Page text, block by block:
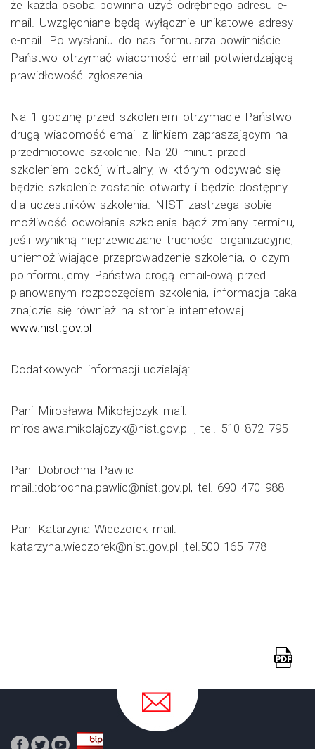
że każda osoba powinna użyć odrębnego adresu e-
mail. Uwzględniane będą wyłącznie unikatowe adresy
e-mail. Po wysłaniu do nas formularza powinniście
Państwo otrzymać wiadomość email potwierdzającą
prawidłowość zgłoszenia.
Na 1 godzinę przed szkoleniem otrzymacie Państwo
drugą wiadomość email z linkiem zapraszającym na
przedmiotowe szkolenie. Na 20 minut przed
szkoleniem pokój wirtualny, w którym odbywać się
będzie szkolenie zostanie otwarty i będzie dostępny
dla uczestników szkolenia. NIST zastrzega sobie
możliwość odwołania szkolenia bądź zmiany terminu,
jeśli wynikną nieprzewidziane trudności organizacyjne,
uniemożliwiające przeprowadzenie szkolenia, o czym
poinformujemy Państwa drogą email-ową przed
planowanym rozpoczęciem szkolenia, informacja taka
znajdzie się również na stronie internetowej
www.nist.gov.pl
Dodatkowych informacji udzielają:
Pani Mirosława Mikołajczyk mail:
miroslawa.mikolajczyk@nist.gov.pl , tel. 510 872 795
Pani Dobrochna Pawlic
mail.:dobrochna.pawlic@nist.gov.pl, tel. 690 470 988
Pani Katarzyna Wieczorek mail:
katarzyna.wieczorek@nist.gov.pl ,tel.500 165 778